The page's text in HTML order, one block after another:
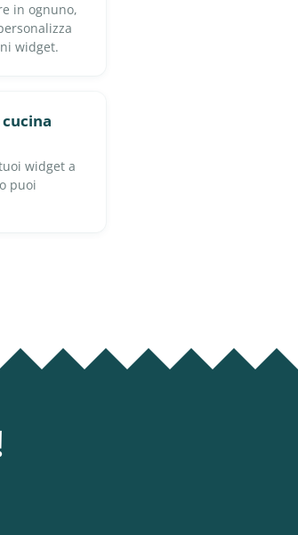
in ognuno,
widget.
widget a
puoi